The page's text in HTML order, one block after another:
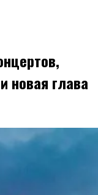
новая глава